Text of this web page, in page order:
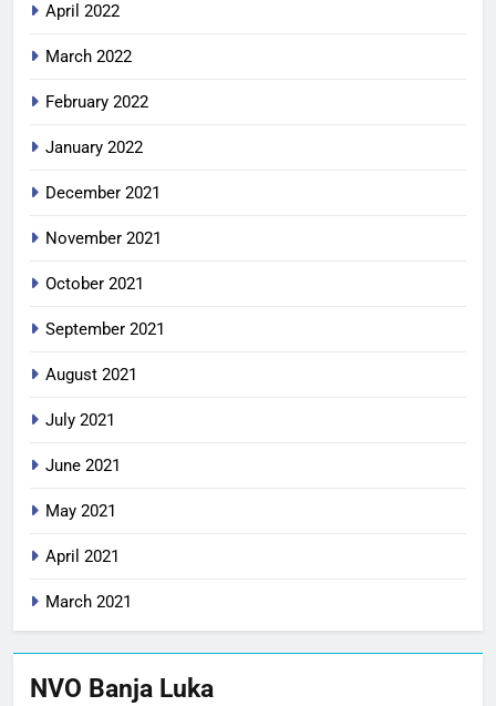
April 2022
March 2022
February 2022
January 2022
December 2021
November 2021
October 2021
September 2021
August 2021
July 2021
June 2021
May 2021
April 2021
March 2021
NVO Banja Luka